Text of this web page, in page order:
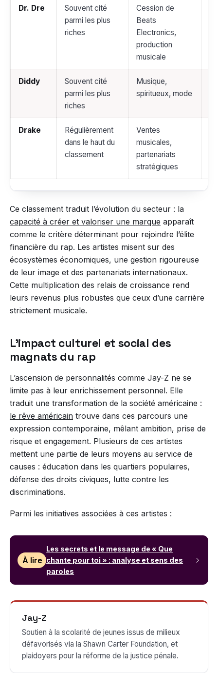
Dr. Dre
Souvent cité
parmi les plus
riches
Cession de
Beats
Electronics,
production
musicale
Diddy
Souvent cité
parmi les plus
riches
Musique,
spiritueux, mode
Drake
Régulièrement
dans le haut du
classement
Ventes
musicales,
partenariats
stratégiques
Ce classement traduit l’évolution du secteur : la
capacité à créer et valoriser une marque apparaît
comme le critère déterminant pour rejoindre l’élite
financière du rap. Les artistes misent sur des
écosystèmes économiques, une gestion rigoureuse
de leur image et des partenariats internationaux.
Cette multiplication des relais de croissance rend
leurs revenus plus robustes que ceux d’une carrière
strictement musicale.
L’impact culturel et social des
magnats du rap
L’ascension de personnalités comme Jay-Z ne se
limite pas à leur enrichissement personnel. Elle
traduit une transformation de la société américaine :
le rêve américain trouve dans ces parcours une
expression contemporaine, mêlant ambition, prise de
risque et engagement. Plusieurs de ces artistes
mettent une partie de leurs moyens au service de
causes : éducation dans les quartiers populaires,
défense des droits civiques, lutte contre les
discriminations.
Parmi les initiatives associées à ces artistes :
À lire
Les secrets et le message de « Que
chante pour toi » : analyse et sens des
paroles
Jay-Z
Soutien à la scolarité de jeunes issus de milieux
défavorisés via la Shawn Carter Foundation, et
plaidoyers pour la réforme de la justice pénale.